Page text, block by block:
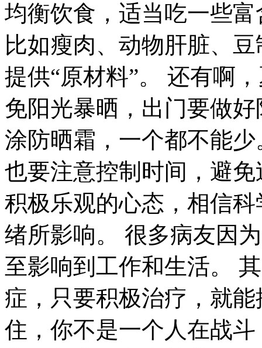
均衡饮食，适当吃一些
比如瘦肉、动物肝脏、
提供“原材料”。 还有啊
免阳光暴晒，出门要做
涂防晒霜，一个都不能
也要注意控制时间，避
积极乐观的心态，相信
绪所影响。 很多病友因
至影响到工作和生活。
症，只要积极治疗，就
住，你不是一个人在战